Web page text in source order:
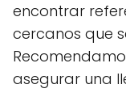
encontrar
cercanos que
asegurar una